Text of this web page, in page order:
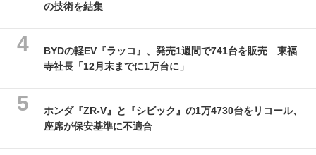
の技術を結集
BYDの軽EV『ラッコ』、発売1週間で741台を販売 東福
寺社長「12月末までに1万台に」
ホンダ『ZR-V』と『シビック』の1万4730台をリコール、
座席が保安基準に不適合